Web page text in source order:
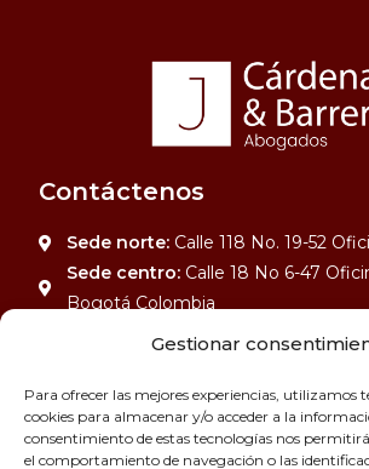
Gestionar
Para ofrecer las mejores experiencias, utilizamos
cookies para almacenar y/o acceder a la
consentimiento de estas tecnologías nos
el comportamiento de navegación o las
Contáctenos
Sede norte: Calle 118 No. 19-52
Sede centro:Calle 18 No 6-47
Bogotá Colombia
3502617086 - 3142699906
Política de privacidad